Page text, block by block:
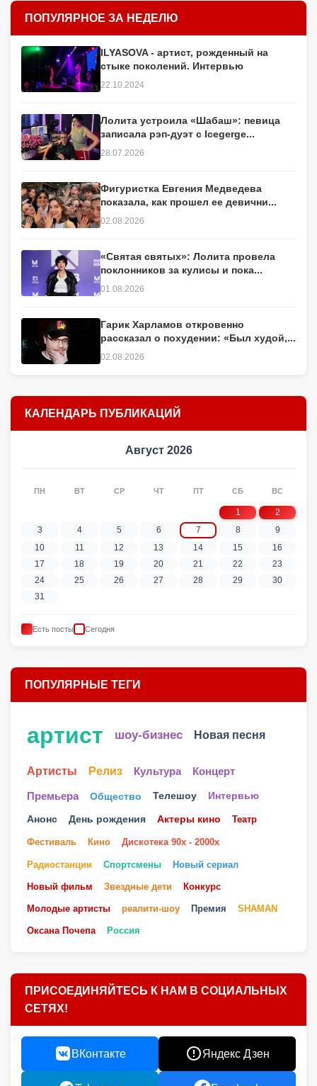
ПОПУЛЯРНОЕ ЗА НЕДЕЛЮ
ILYASOVA - артист, рожденный на
стыке поколений. Интервью
22.10.2024
Лолита устроила «Шабаш»: певица
записала рэп-дуэт с Icegerge...
28.07.2026
Фигуристка Евгения Медведева
показала, как прошел ее девични...
02.08.2026
«Святая святых»: Лолита провела
поклонников за кулисы и пока...
01.08.2026
Гарик Харламов откровенно
рассказал о похудении: «Был худой,...
02.08.2026
КАЛЕНДАРЬ ПУБЛИКАЦИЙ
Август 2026
ПН ВТ СР ЧТ ПТ СБ ВС
1
2
3
4 5 6 7 8
9
10
11 12 13 14 15
16
17
18 19 20 21 22
23
24
25 26 27 28 29
30
31
Есть посты Сегодня
ПОПУЛЯРНЫЕ ТЕГИ
артист шоу-бизнес Новая песня
Артисты Релиз Культура Концерт
Премьера Общество Телешоу Интервью
Анонс День рождения Актеры кино Театр
Фестиваль Кино Дискотека 90х - 2000х
Радиостанции Спортсмены Новый сериал
Новый фильм Звездные дети Конкурс
Молодые артисты реалити-шоу Премия SHAMAN
Оксана Почепа Россия
ПРИСОЕДИНЯЙТЕСЬ К НАМ В СОЦИАЛЬНЫХ
СЕТЯХ!
ВКонтакте Яндекс Дзен